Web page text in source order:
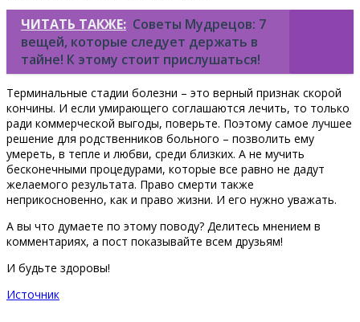
ЧИТАТЬ ТАКЖЕ: Советы Мудрецов: 7
вещей, которые следует держать в
тайне! К этому стоит прислушаться!
Терминальные стадии болезни – это верный признак скорой
кончины. И если умирающего соглашаются лечить, то только
ради коммерческой выгоды, поверьте. Поэтому самое лучшее
решение для родственников больного – позволить ему
умереть, в тепле и любви, среди близких. А не мучить
бесконечными процедурами, которые все равно не дадут
желаемого результата. Право смерти также
неприкосновенно, как и право жизни. И его нужно уважать.
А вы что думаете по этому поводу? Делитесь мнением в
комментариях, а пост показывайте всем друзьям!
И будьте здоровы!
Источник